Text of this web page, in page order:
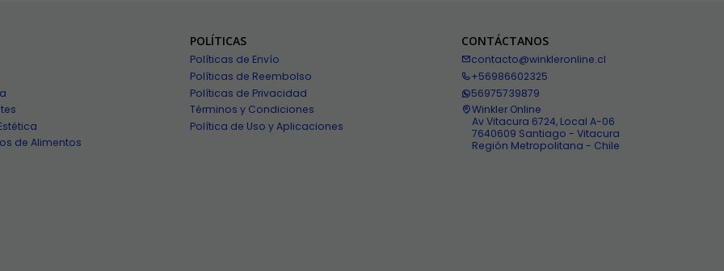
de Alimentos
POLÍTICAS
Políticas de Envío
Políticas de Reembolso
Políticas de Privacidad
Términos y Condiciones
Política de Uso y Aplicaciones
CONTÁCTANOS
contacto@winkleronline.cl
+56986602325
56975739879
Winkler Online
Av Vitacura 6724, Local A-06
7640609 Santiago - Vitacura
Región Metropolitana - Chile